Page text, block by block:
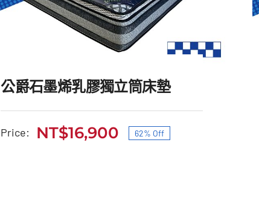
公爵石墨烯乳膠獨立筒床墊
Price:
原
NT$16,900
目
62% Off